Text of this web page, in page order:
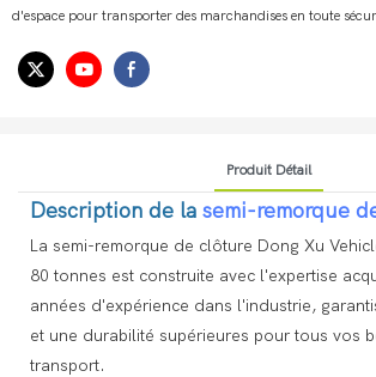
d'espace pour transporter des marchandises en toute
Produit Détail
Description de la semi-remorque
La semi-remorque de clôture Dong Xu
80 tonnes est construite avec l'expertise
années d'expérience dans l'industrie,
et une durabilité supérieures pour tous vos
transport.